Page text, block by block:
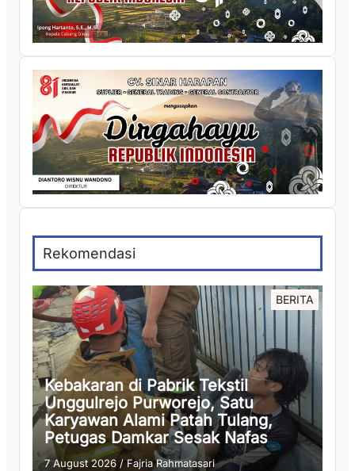
Rekomendasi
BERITA
Kebakaran di Pabrik Tekstil
Unggulrejo Purworejo, Satu
Karyawan Alami Patah Tulang,
Petugas Damkar Sesak Nafas
7 August 2026 /Fajria Rahmatasari